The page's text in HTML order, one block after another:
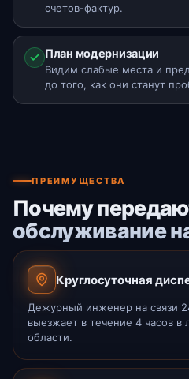
счетов-фактур.
План модернизации
Видим слабые места и
до того, как они станут
ПРЕИМУЩЕСТВА
Почему
обслуживание
Круглосуточная
Дежурный инженер на связи
выезжает в течение 4 часов в
области.